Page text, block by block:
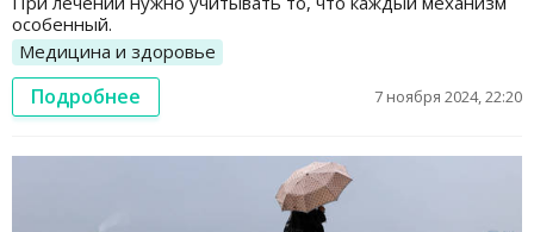
особенный.
Медицина и здоровье
Подробнее 7 ноября 2024, 22:20